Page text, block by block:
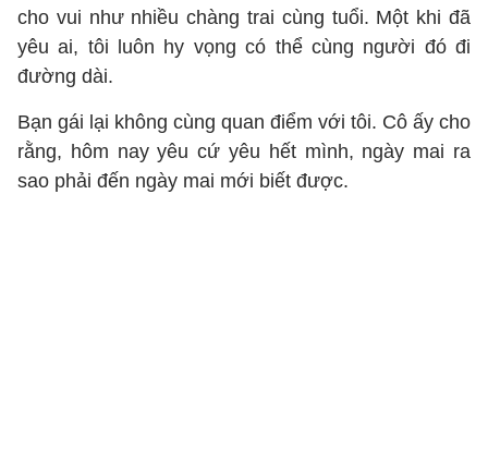
cho vui như nhiều chàng trai cùng tuổi. Một khi đã
yêu ai, tôi luôn hy vọng có thể cùng người đó đi
đường dài.
Bạn gái lại không cùng quan điểm với tôi. Cô ấy cho
rằng, hôm nay yêu cứ yêu hết mình, ngày mai ra
sao phải đến ngày mai mới biết được.